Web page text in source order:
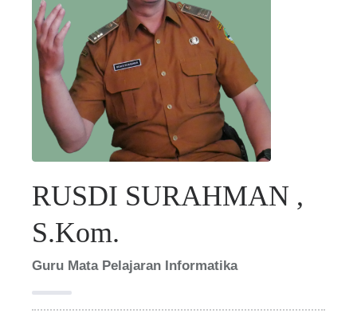
RUSDI SURAHMAN ,
S.Kom.
Guru Mata Pelajaran Informatika